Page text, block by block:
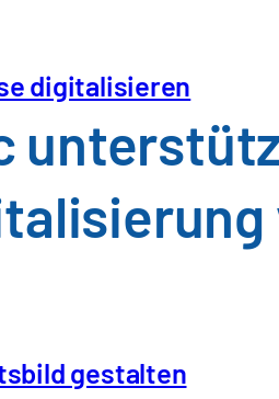
digitalisieren
gestalten